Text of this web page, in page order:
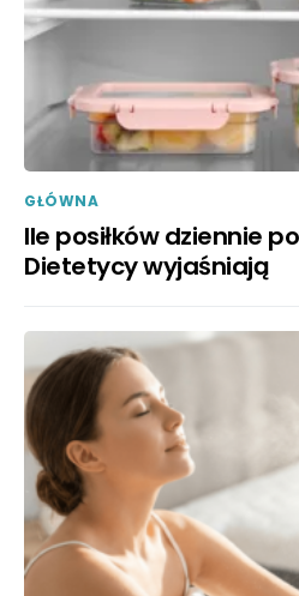
GŁÓWNA
Ile posiłków dziennie
Dietetycy wyjaśniają